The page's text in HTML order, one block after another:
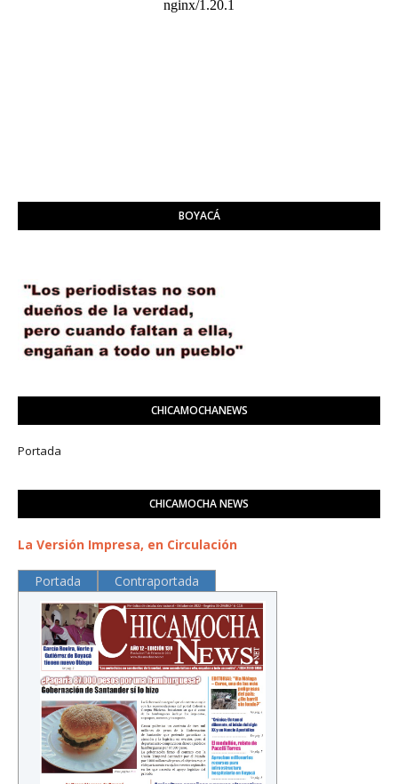
BOYACÁ
CHICAMOCHANEWS
Portada
CHICAMOCHA NEWS
La Versión Impresa, en Circulación
Portada Contraportada